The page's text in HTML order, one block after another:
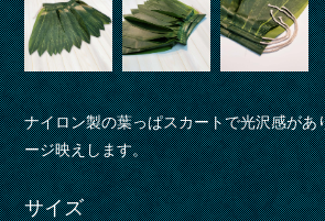
ナイロン製の葉っぱスカートで光沢感があ
ージ映えします。
サイズ